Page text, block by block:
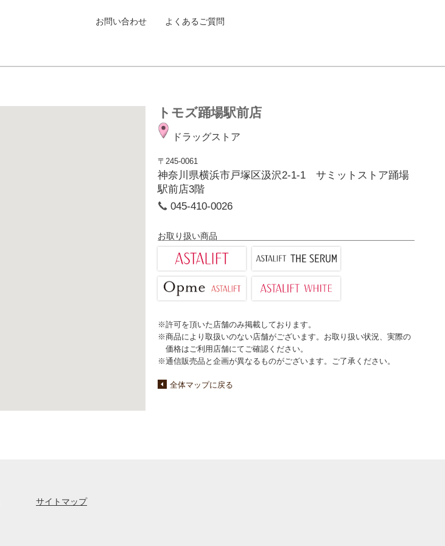
お問い合わせ よくあるご質問
トモズ踊場駅前店
ドラッグストア
〒245-0061
神奈川県横浜市戸塚区汲沢2-1-1 サミットストア踊場
駅前店3階
045-410-0026
お取り扱い商品
※許可を頂いた店舗のみ掲載しております。
※商品により取扱いのない店舗がございます。お取り扱い状況、実際の
価格はご利用店舗にてご確認ください。
※通信販売品と企画が異なるものがございます。ご了承ください。
全体マップに戻る
サイトマップ